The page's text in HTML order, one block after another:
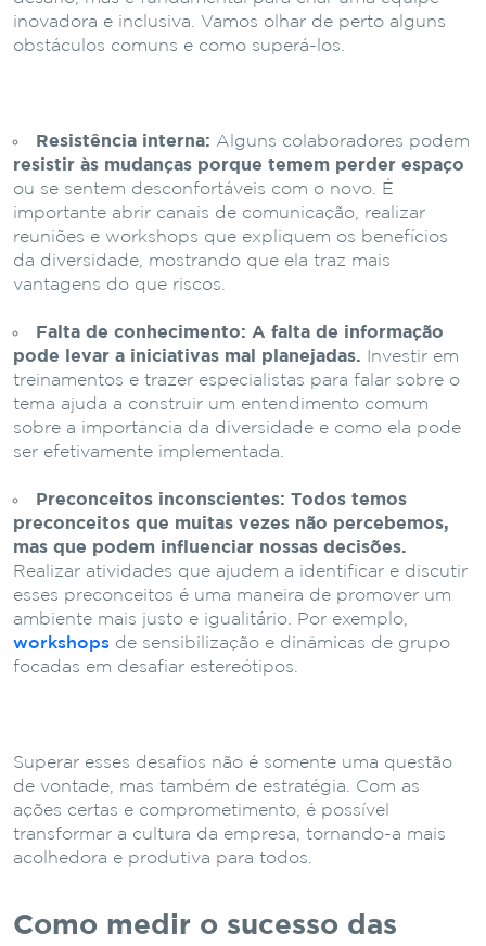
inovadora e inclusiva. Vamos olhar de perto alguns
obstáculos comuns e como superá-los.
Resistência interna: Alguns colaboradores podem
resistir às mudanças porque temem perder espaço
ou se sentem desconfortáveis com o novo. É
importante abrir canais de comunicação, realizar
reuniões e workshops que expliquem os benefícios
da diversidade, mostrando que ela traz mais
vantagens do que riscos.
Falta de conhecimento: A falta de informação
pode levar a iniciativas mal planejadas. Investir em
treinamentos e trazer especialistas para falar sobre o
tema ajuda a construir um entendimento comum
sobre a importância da diversidade e como ela pode
ser efetivamente implementada.
Preconceitos inconscientes: Todos temos
preconceitos que muitas vezes não percebemos,
mas que podem influenciar nossas decisões.
Realizar atividades que ajudem a identificar e discutir
esses preconceitos é uma maneira de promover um
ambiente mais justo e igualitário. Por exemplo,
workshops de sensibilização e dinâmicas de grupo
focadas em desafiar estereótipos.
Superar esses desafios não é somente uma questão
de vontade, mas também de estratégia. Com as
ações certas e comprometimento, é possível
transformar a cultura da empresa, tornando-a mais
acolhedora e produtiva para todos.
Como medir o sucesso das